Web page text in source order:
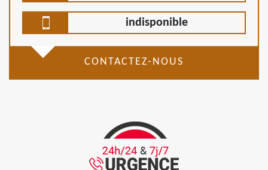
indisponible
CONTACTEZ-NOUS